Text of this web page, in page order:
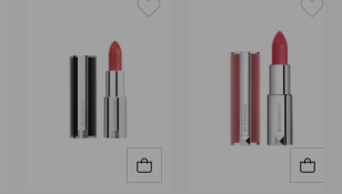
воплощают самые смелые образы
модных показов. Givenchy – это
дерзкая классика, бросающая вызов
условностям.
Подробнее